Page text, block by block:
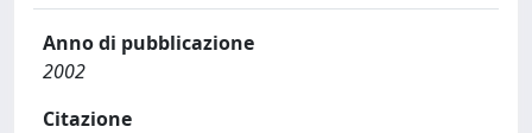
Anno di pubblicazione
2002
Citazione